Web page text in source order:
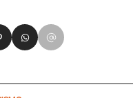
su LinkedIn
su Pinterest
Condividi su WhatsApp
Condividi su Email